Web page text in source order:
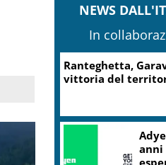
NEWS
In
Mic, Liguria: 5,8
Progetti Beni